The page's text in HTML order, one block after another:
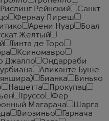
Рислинг Рейнский
Санкт
Фернау Пиреш
Арени Нуар
Боал
Желтый
Тинта де Торо
Ксиномавро
Джалло
Ондарраби
Турбиана
Аликанте Буше
Бианка
Виньяо
Нашетта
Прокупац
Труссо
Фер
Магарача
Шарга
Виозиньо
Гарнача